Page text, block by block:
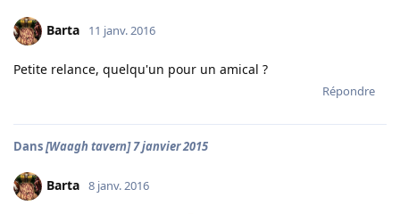
Barta 11 janv. 2016
Petite relance, quelqu'un pour un amical ?
Répondre
Dans[Waagh tavern] 7 janvier 2015
Barta 8 janv. 2016